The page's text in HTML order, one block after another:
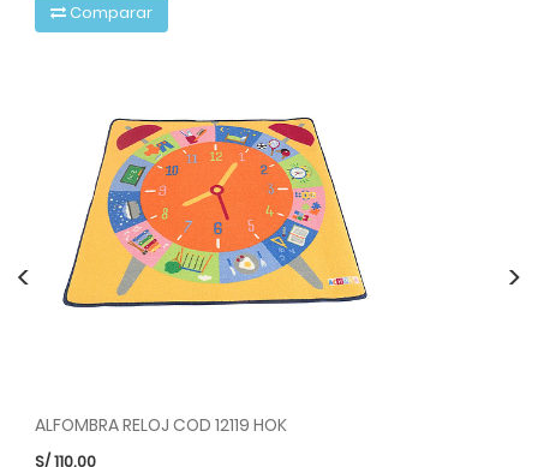
Comparar
ALFOMBRA RELOJ COD 12119 HOK
S/110.00
< >